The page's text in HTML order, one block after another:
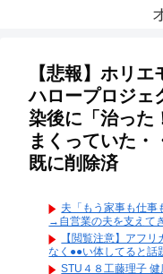
【悲報】ホリ
ハロープロジェ
染後に「治った
まくっていた・
既に削除済
夫「もう家事も仕事
→自営業の夫を支えて
【閲覧注意】アフ
なく●●い体してると話
STU４８工藤理子